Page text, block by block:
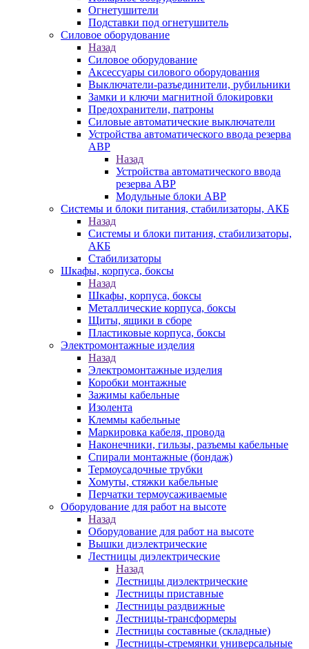
Огнетушители
Подставки под огнетушитель
Силовое оборудование
Назад
Силовое оборудование
Аксессуары силового оборудования
Выключатели-разъединители, рубильники
Замки и ключи магнитной блокировки
Предохранители, патроны
Силовые автоматические выключатели
Устройства автоматического ввода резерва
АВР
Назад
Устройства автоматического ввода
резерва АВР
Модульные блоки АВР
Системы и блоки питания, стабилизаторы, АКБ
Назад
Системы и блоки питания, стабилизаторы,
АКБ
Стабилизаторы
Шкафы, корпуса, боксы
Назад
Шкафы, корпуса, боксы
Металлические корпуса, боксы
Щиты, ящики в сборе
Пластиковые корпуса, боксы
Электромонтажные изделия
Назад
Электромонтажные изделия
Коробки монтажные
Зажимы кабельные
Изолента
Клеммы кабельные
Маркировка кабеля, провода
Наконечники, гильзы, разъемы кабельные
Спирали монтажные (бондаж)
Термоусадочные трубки
Хомуты, стяжки кабельные
Перчатки термоусаживаемые
Оборудование для работ на высоте
Назад
Оборудование для работ на высоте
Вышки диэлектрические
Лестницы диэлектрические
Назад
Лестницы диэлектрические
Лестницы приставные
Лестницы раздвижные
Лестницы-трансформеры
Лестницы составные (складные)
Лестницы-стремянки универсальные